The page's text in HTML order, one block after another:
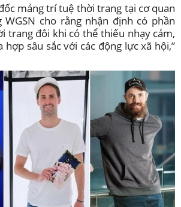
mảng trí tuệ thời trang tại cơ quan
cho rằng nhận định có phần
trang đôi khi có thể thiếu nhạy cảm,
sâu sắc với các động lực xã hội,”